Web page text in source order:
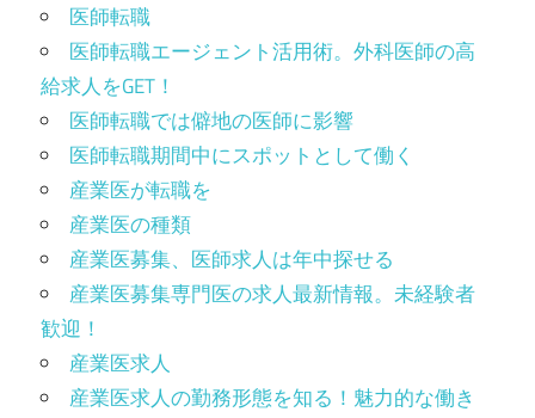
医師転職
医師転職エージェント活用術。外科医師の高
給求人をGET！
医師転職では僻地の医師に影響
医師転職期間中にスポットとして働く
産業医が転職を
産業医の種類
産業医募集、医師求人は年中探せる
産業医募集専門医の求人最新情報。未経験者
歓迎！
産業医求人
産業医求人の勤務形態を知る！魅力的な働き